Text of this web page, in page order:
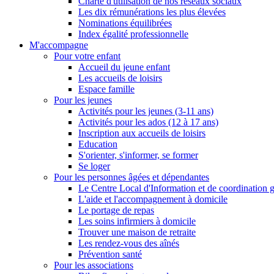
Les dix rémunérations les plus élevées
Nominations équilibrées
Index égalité professionnelle
M'accompagne
Pour votre enfant
Accueil du jeune enfant
Les accueils de loisirs
Espace famille
Pour les jeunes
Activités pour les jeunes (3-11 ans)
Activités pour les ados (12 à 17 ans)
Inscription aux accueils de loisirs
Education
S'orienter, s'informer, se former
Se loger
Pour les personnes âgées et dépendantes
Le Centre Local d'Information et de coordination
L'aide et l'accompagnement à domicile
Le portage de repas
Les soins infirmiers à domicile
Trouver une maison de retraite
Les rendez-vous des aînés
Prévention santé
Pour les associations